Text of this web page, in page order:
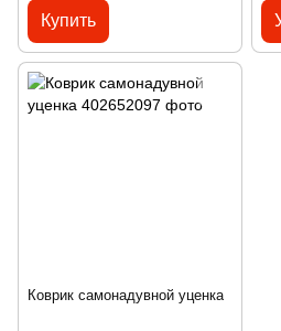
Купить
Коврик самонадувной уценка